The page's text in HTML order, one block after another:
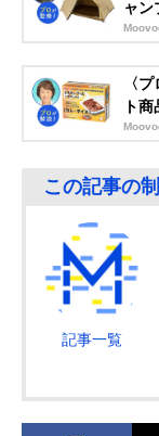
ャン
〈
ト
記事一覧